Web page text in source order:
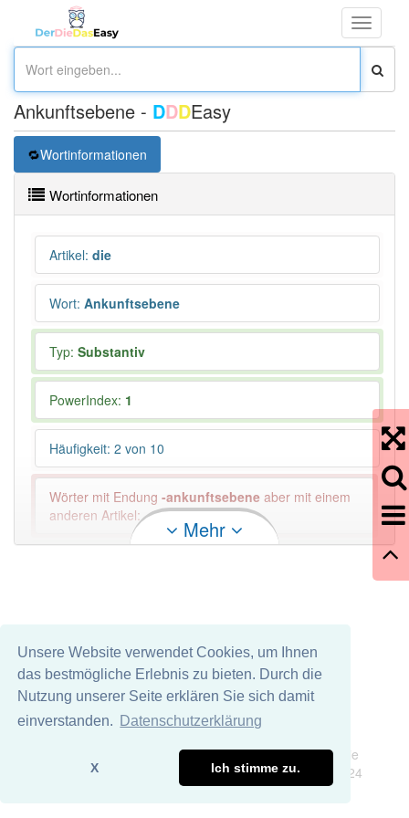
Unsere Website verwendet Cookies, um Ihnen
das bestmögliche Erlebnis zu bieten. Durch die
Nutzung unserer Seite erklären Sie sich damit
einverstanden.
Datenschutzerklärung
X Ich stimme zu.
Toggle
Ankunftsebene - DDDEasy
Wortinformationen
Wortinformationen
Artikel: die
Wort: Ankunftsebene
Typ: Substantiv
PowerIndex: 1
Häufigkeit: 2 von 10
Wörter mit Endung -ankunftsebene aber mit einem
anderen Artikel: -1
Mehr
Wir übernehmen keine Garantie und keine Haftung für die
Richtigkeit und Vollständigkeit dieser Seite. DDDEasy 2024